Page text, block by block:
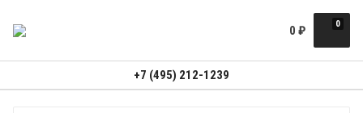
0
0 ₽
+7 (495) 212-1239